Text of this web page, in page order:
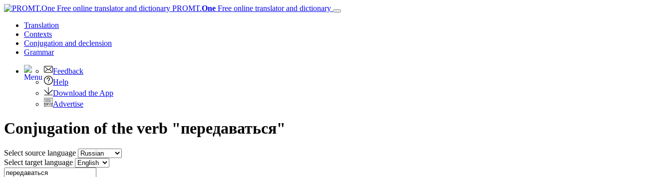
PROMT.One Free online translator and dictionary
Translation
Contexts
Conjugation and declension
Grammar
Feedback
Help
Download the App
Advertise
Conjugation of the verb "передаваться"
Select source language
Select target language